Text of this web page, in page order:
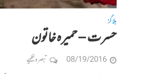
بلاگز
حسرت – حمیرہ خاتون
08/19/2016 تبصرہ لکھیے